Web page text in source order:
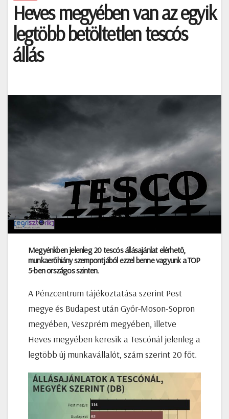
Heves megyében van az egyik
legtöbb betöltetlen tescós
állás
Megyénkben jelenleg 20 tescós állásajánlat elérhető,
munkaerőhiány szempontjából ezzel benne vagyunk a TOP
5-ben országos szinten.
A Pénzcentrum tájékoztatása szerint Pest
megye és Budapest után Győr-Moson-Sopron
megyében, Veszprém megyében, illetve
Heves megyében keresik a Tescónál jelenleg a
legtöbb új munkavállalót, szám szerint 20 főt.